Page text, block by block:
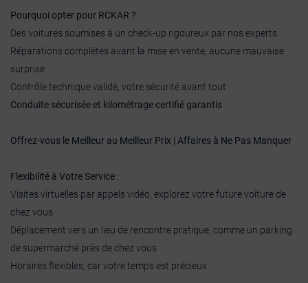
Pourquoi opter pour RCKAR ?
Des voitures soumises à un check-up rigoureux par nos experts
Réparations complètes avant la mise en vente, aucune mauvaise
surprise
Contrôle technique validé, votre sécurité avant tout
Conduite sécurisée et kilométrage certifié garantis
Offrez-vous le Meilleur au Meilleur Prix | Affaires à Ne Pas Manquer
Flexibilité à Votre Service :
Visites virtuelles par appels vidéo, explorez votre future voiture de
chez vous
Déplacement vers un lieu de rencontre pratique, comme un parking
de supermarché près de chez vous
Horaires flexibles, car votre temps est précieux